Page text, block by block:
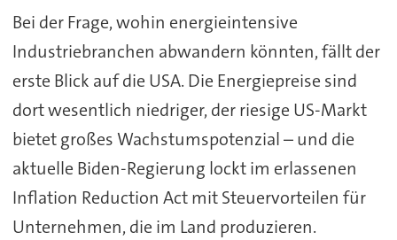
Bei der Frage, wohin energieintensive
Industriebranchen abwandern könnten, fällt der
erste Blick auf die USA. Die Energiepreise sind
dort wesentlich niedriger, der riesige US-Markt
bietet großes Wachstumspotenzial – und die
aktuelle Biden-Regierung lockt im erlassenen
Inflation Reduction Act mit Steuervorteilen für
Unternehmen, die im Land produzieren.